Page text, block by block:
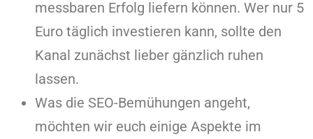
messbaren Erfolg liefern können. Wer nur 5
Euro täglich investieren kann, sollte den
Kanal zunächst lieber gänzlich ruhen
lassen.
Was die SEO-Bemühungen angeht,
möchten wir euch einige Aspekte im